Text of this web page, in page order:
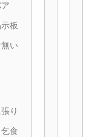
板
い
り
食